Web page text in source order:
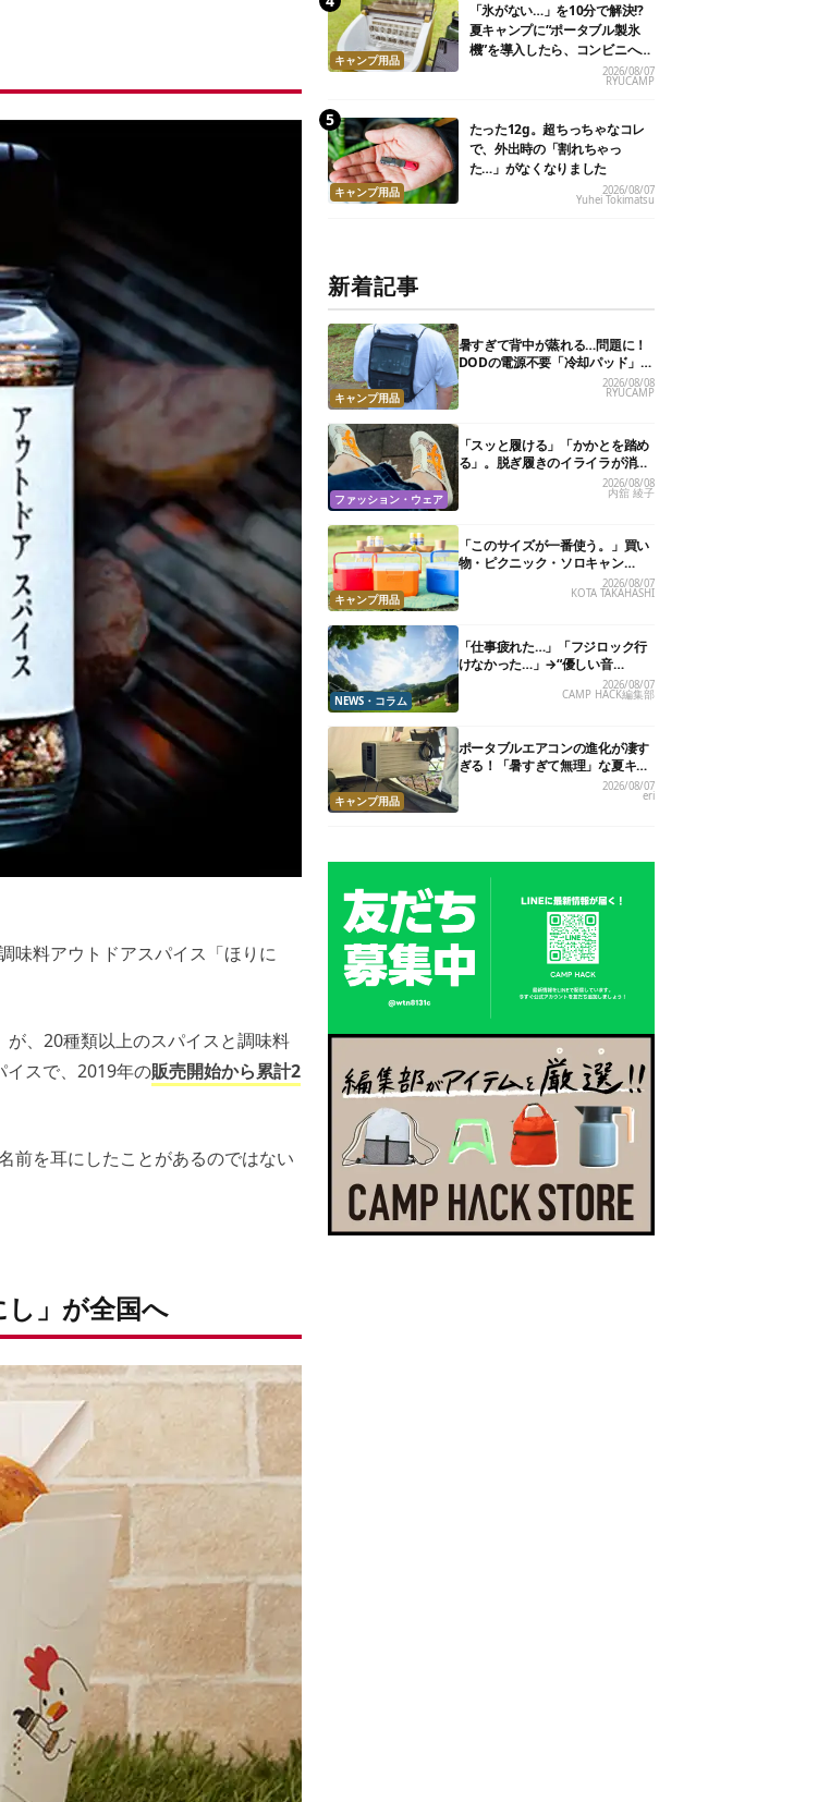
味料アウトドアスパイス「ほりに
、20種類以上のスパイスと調味料
イスで、2019年の販売開始から累計2
前を耳にしたことがあるのではない
」が全国へ
キャンプ用品
「氷がない…」を10分で解決!?
夏キャンプに“ポータブル製氷
機”を導入したら、コンビニへ走
2026/08/07
RYUCAMP
キャンプ用品
たった12g。超ちっちゃなコレ
で、外出時の「割れちゃっ
た…」がなくなりました
2026/08/07
Yuhei Tokimatsu
新着記事
キャンプ用品
暑すぎて背中が蒸れる…問題に！
DODの電源不要「冷却パッド」を
試したら、夏の移動がラクになっ
た
2026/08/08
RYUCAMP
ファッション・ウェア
「スッと履ける」「かかとを踏め
る」。脱ぎ履きのイライラが消え
る快適“スニーカーサンダル”6選
2026/08/08
内舘 綾子
キャンプ用品
「このサイズが一番使う。」買い
物・ピクニック・ソロキャン
に“ちょうどいい”小型クーラーボ
ックス13選
2026/08/07
KOTA TAKAHASHI
NEWS・コラム
「仕事疲れた…」「フジロック行
けなかった…」→“優しい音
楽”と“大きな自然”で治癒。まだ間
に合います。
2026/08/07
CAMP HACK編集部
キャンプ用品
ポータブルエアコンの進化が凄す
ぎる！「暑すぎて無理」な夏キャ
ンプを激変させる最新5選2026/08/07
eri